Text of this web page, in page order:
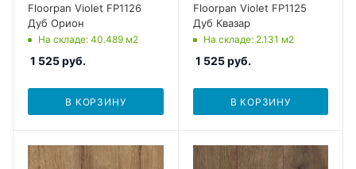
Floorpan Violet FP1126
Дуб Орион
На складе: 40.489 м2
1 525руб.
В КОРЗИНУ
Floorpan Violet FP1125
Дуб Квазар
На складе: 2.131 м2
1 525руб.
В КОРЗИНУ